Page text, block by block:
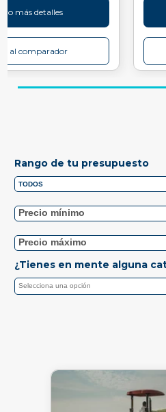
más detalles
al comparador
Rango de tu presupuesto
¿Tienes en mente alguna